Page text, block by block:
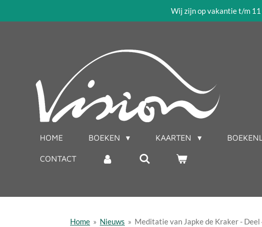
Wij zijn op vakantie t/m 11
HOME BOEKEN KAARTEN
CONTACT
Home » Nieuws » Meditatie van Japke de Kraker - Deel